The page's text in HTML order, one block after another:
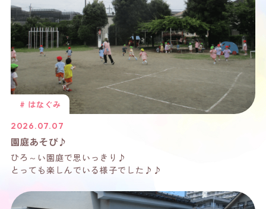
# はなぐみ
2026.07.07
園庭あそび♪
ひろ～い園庭で思いっきり♪
とっても楽しんでいる様子でした♪♪